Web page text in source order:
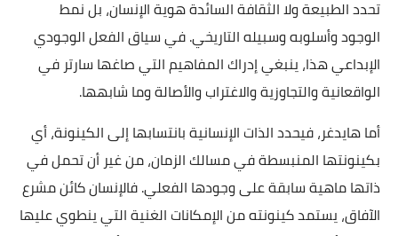
تحدد الطبيعة ولا الثقافة السائدة هوية الإنسان، بل نمط
الوجود وأسلوبه وسبيله التاريخي. في سياق الفعل الوجودي
الإبداعي هذا، ينبغي إدراك المفاهيم التي صاغها سارتر في
الواقعانية والتجاوزية والاغتراب والأصالة وما شابهها.
أما هايدغر، فيحدد الذات الإنسانية بانتسابها إلى الكينونة، أي
بكينونتها المنبسطة في مسالك الزمان، من غير أن تحمل في
ذاتها ماهية سابقة على وجودها الفعلي. فالإنسان كائن مشرع
الآفاق، يستمد كينونته من الإمكانات الغنية التي ينطوي عليها